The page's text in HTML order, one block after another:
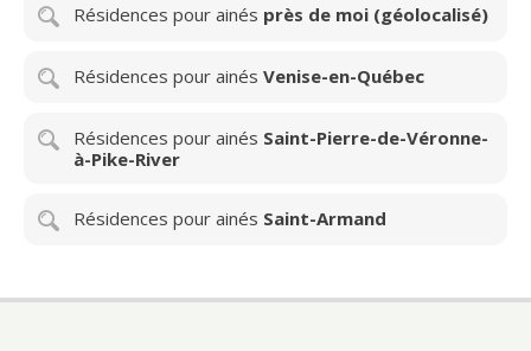
Résidences pour ainés près de moi (géolocalisé)
Résidences pour ainés Venise-en-Québec
Résidences pour ainés Saint-Pierre-de-Véronne-
à-Pike-River
Résidences pour ainés Saint-Armand